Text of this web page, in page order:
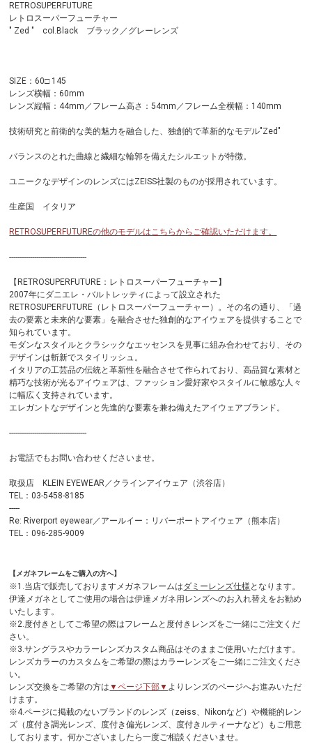
RETROSUPERFUTURE
レトロスーパーフューチャー
" Zed " col.Black ブラック／グレーレンズ
SIZE：60□ 145
レンズ横幅：60mm
レンズ縦幅：44mm／フレーム高さ：54mm／フレーム全横幅：140mm
技術研究と前衛的な美的魅力を融合した、独創的で革新的なモデル"Zed"
バランスのとれた曲線と繊細な輪郭を備えたシルエットが特徴。
ユニークなデザインのレンズにはZEISS社製のものが採用されています。
生産国 イタリア
RETROSUPERFUTUREの他のモデルはこちらからご確認いただけます。
-------------------------------------
【RETROSUPERFUTURE：レトロスーパーフューチャー】
2007年にダニエレ・バルトレッティによって設立された
RETROSUPERFUTURE（レトロスーパーフューチャー）。その名の通り、「過
去の要素と未来的な要素」を融合させた独創的なアイウェアを提供することで
知られています。
モダンなスタイルとクラシックなエッセンスを見事に組み合わせており、その
デザインは斬新でスタイリッシュ。
イタリアの工芸品の伝統と革新性を融合させて作られており、高品質な素材と
精巧な技術が光るアイウェアは、ファッション愛好家やスタイルに敏感な人々
に幅広く支持されています。
エレガントなデザインと先進的な要素を兼ね備えたアイウェアブランド。
-------------------------------------
お電話でもお問い合わせくださいませ。
取扱店 KLEIN EYEWEAR／クラインアイウェア（渋谷店）
TEL：03-5458-8185
-----
Re: Riverport eyewear／アールイー：リバーポートアイウェア（熊本店）
TEL：096-285-9009
【メガネフレームをご購入の方へ】
※1.当店で販売しておりますメガネフレームはダミーレンズ仕様 となります。
伊達メガネとしてご使用の場合は伊達メガネ用レンズへのお入れ替えをお勧め
いたします。
※2.度付きとしてご希望の際はフレームと度付きレンズをご一緒にご注文くだ
さい。
※3.サングラスやカラーレンズカスタム商品はそのままご使用いただけます。
レンズカラーのカスタムをご希望の際はカラーレンズをご一緒にご注文くださ
い。
レンズ交換をご希望の方は ▼ページ下部▼ よりレンズのページへお進みいただ
けます。
※4.ページに掲載のないブランドのレンズ（zeiss、Nikonなど）や機能的レン
ズ（度付き調光レンズ、度付き偏光レンズ、度付きルティーナなど）もご用意
しております。何かございましたら一度ご相談くださいませ。